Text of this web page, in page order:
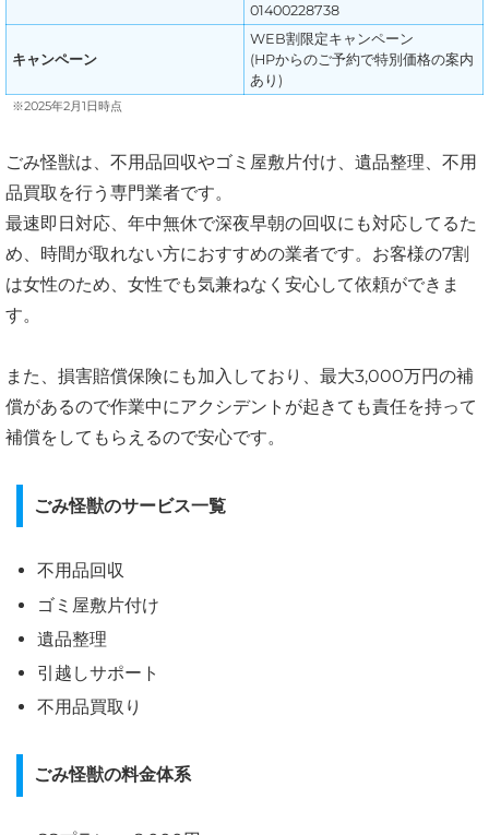
01400228738
キャンペーン
WEB割限定キャンペーン
(HPからのご予約で特別価格の案内
あり)
※2025年2月1日時点
ごみ怪獣は、不用品回収やゴミ屋敷片付け、遺品整理、不用
品買取を行う専門業者です。
最速即日対応、年中無休で深夜早朝の回収にも対応してるた
め、時間が取れない方におすすめの業者です。お客様の7割
は女性のため、女性でも気兼ねなく安心して依頼ができま
す。
また、損害賠償保険にも加入しており、最大3,000万円の補
償があるので作業中にアクシデントが起きても責任を持って
補償をしてもらえるので安心です。
ごみ怪獣のサービス一覧
不用品回収
ゴミ屋敷片付け
遺品整理
引越しサポート
不用品買取り
ごみ怪獣の料金体系